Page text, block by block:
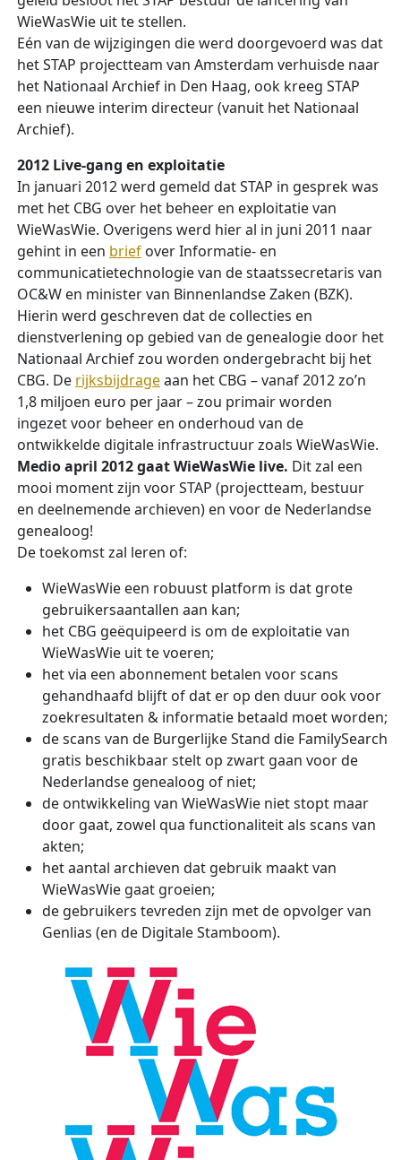
WieWasWie uit te stellen.
Eén van de wijzigingen die werd doorgevoerd was dat
het STAP projectteam van Amsterdam verhuisde naar
het Nationaal Archief in Den Haag, ook kreeg STAP
een nieuwe interim directeur (vanuit het Nationaal
Archief).
2012 Live-gang en exploitatie
In januari 2012 werd gemeld dat STAP in gesprek was
met het CBG over het beheer en exploitatie van
WieWasWie. Overigens werd hier al in juni 2011 naar
gehint in een brief over Informatie- en
communicatietechnologie van de staatssecretaris van
OC&W en minister van Binnenlandse Zaken (BZK).
Hierin werd geschreven dat de collecties en
dienstverlening op gebied van de genealogie door het
Nationaal Archief zou worden ondergebracht bij het
CBG. De rijksbijdrageaan het CBG – vanaf 2012 zo’n
1,8 miljoen euro per jaar – zou primair worden
ingezet voor beheer en onderhoud van de
ontwikkelde digitale infrastructuur zoals WieWasWie.
Medio april 2012 gaat WieWasWie live. Dit zal een
mooi moment zijn voor STAP (projectteam, bestuur
en deelnemende archieven) en voor de Nederlandse
genealoog!
De toekomst zal leren of:
WieWasWie een robuust platform is dat grote
gebruikersaantallen aan kan;
het CBG geëquipeerd is om de exploitatie van
WieWasWie uit te voeren;
het via een abonnement betalen voor scans
gehandhaafd blijft of dat er op den duur ook voor
zoekresultaten & informatie betaald moet worden;
de scans van de Burgerlijke Stand die FamilySearch
gratis beschikbaar stelt op zwart gaan voor de
Nederlandse genealoog of niet;
de ontwikkeling van WieWasWie niet stopt maar
door gaat, zowel qua functionaliteit als scans van
akten;
het aantal archieven dat gebruik maakt van
WieWasWie gaat groeien;
de gebruikers tevreden zijn met de opvolger van
Genlias (en de Digitale Stamboom).